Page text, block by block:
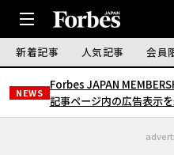
新着記事 人気記事 会員
NEWS
Forbes JAPAN
記事ページ内の広告表示